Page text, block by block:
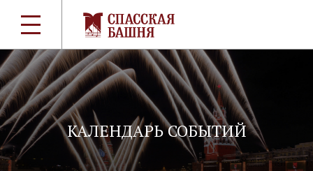
КАЛЕНДАРЬ СОБЫТИЙ